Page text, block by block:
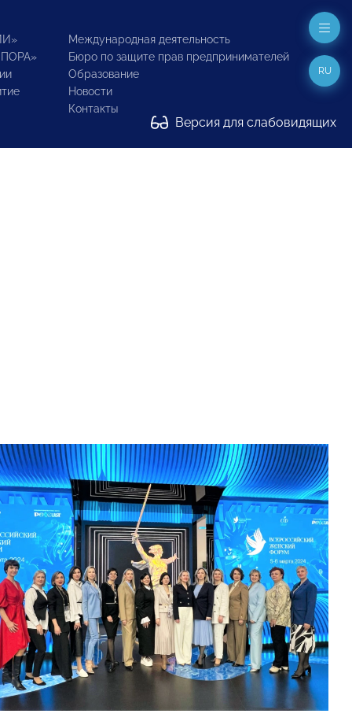
Международная деятельность
Бюро по защите прав предпринимателей
Образование
Новости
Контакты
Версия для слабовидящих
RU